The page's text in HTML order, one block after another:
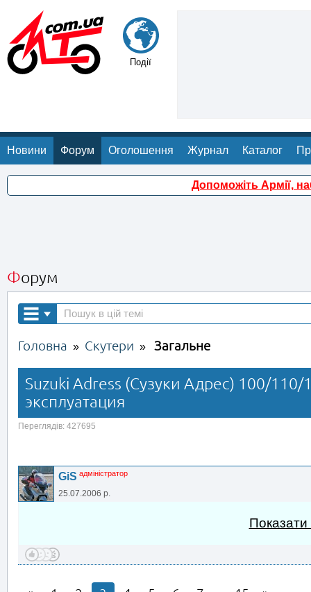
Події
Новини Форум Оголошення Журнал Каталог
Допоможіть Армії,
Форум
Головна » Скутери » Загальне
Suzuki Adress (Сузуки Адрес) 100/
эксплуатация
Переглядів: 427695
GiS адміністратор
25.07.2006 р.
Показати